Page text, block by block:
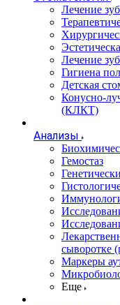
Лечение
Лечение
Гигиена
Детская
Конусно-
(КЛКТ)
Анализы
Гемостаз
сыворотке
Маркеры
Еще